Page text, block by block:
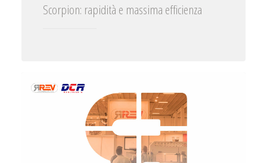
Scorpion: rapidità e massima efficienza